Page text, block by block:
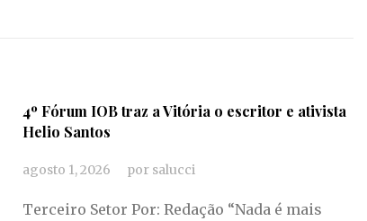
4º Fórum IOB traz a Vitória o escritor e ativista
Helio Santos
agosto 1, 2026 por salucci
Terceiro Setor Por: Redação “Nada é mais